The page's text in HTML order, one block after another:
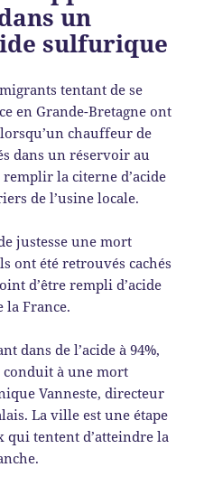
un
sulfurique
tentant de se
en Grande-Bretagne ont
chauffeur de
dans un réservoir au
la citerne d’acide
de l’usine locale.
justesse une mort
ont été retrouvés cachés
d’être rempli d’acide
France.
dans de l’acide à 94%,
à une mort
Vanneste, directeur
La ville est une étape
tentent d’atteindre la